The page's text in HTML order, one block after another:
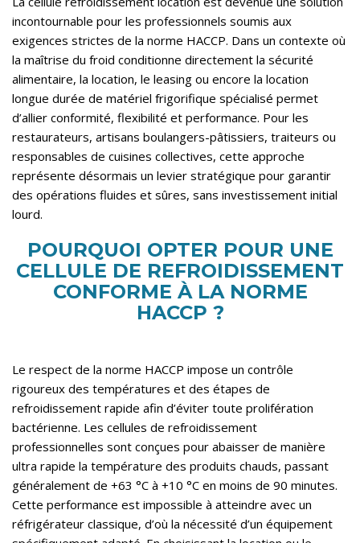
incontournable pour les professionnels soumis aux
exigences strictes de la norme HACCP. Dans un contexte où
la maîtrise du froid conditionne directement la sécurité
alimentaire, la location, le leasing ou encore la location
longue durée de matériel frigorifique spécialisé permet
d’allier conformité, flexibilité et performance. Pour les
restaurateurs, artisans boulangers-pâtissiers, traiteurs ou
responsables de cuisines collectives, cette approche
représente désormais un levier stratégique pour garantir
des opérations fluides et sûres, sans investissement initial
lourd.
POURQUOI OPTER POUR UNE
CELLULE DE REFROIDISSEMENT
CONFORME À LA NORME
HACCP ?
Le respect de la norme HACCP impose un contrôle
rigoureux des températures et des étapes de
refroidissement rapide afin d’éviter toute prolifération
bactérienne. Les cellules de refroidissement
professionnelles sont conçues pour abaisser de manière
ultra rapide la température des produits chauds, passant
généralement de +63 °C à +10 °C en moins de 90 minutes.
Cette performance est impossible à atteindre avec un
réfrigérateur classique, d’où la nécessité d’un équipement